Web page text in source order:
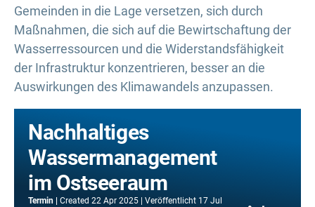
Gemeinden in die Lage versetzen, sich durch
Maßnahmen, die sich auf die Bewirtschaftung der
Wasserressourcen und die Widerstandsfähigkeit
der Infrastruktur konzentrieren, besser an die
Auswirkungen des Klimawandels anzupassen.
Nachhaltiges
Wassermanagement
im Ostseeraum
Termin Created 22 Apr 2025 Veröffentlicht 17 Jul